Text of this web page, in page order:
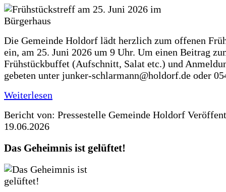
Die Gemeinde Holdorf lädt herzlich zum offenen
ein, am 25. Juni 2026 um 9 Uhr. Um einen Beitrag
Frühstückbuffet (Aufschnitt, Salat etc.) und
gebeten unter junker-schlarmann@holdorf.de oder
Weiterlesen
Bericht von: Pressestelle Gemeinde Holdorf
19.06.2026
Das Geheimnis ist gelüftet!